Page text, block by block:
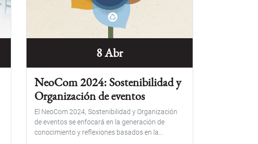
8 Abr
NeoCom 2024: Sostenibilidad y
Organización de eventos
El NeoCom 2024, Sostenibilidad y Organización
de eventos se enfocará en la generación de
conocimiento y reflexiones basados en la...